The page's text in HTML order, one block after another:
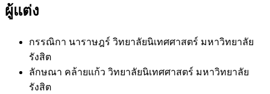
ผู้แต่ง
กรรณิกา นาราษฎร์ วิทยาลัยนิเทศศาสตร์ มหาวิทยาลัย
รังสิต
ลักษณา คล้ายแก้ว วิทยาลัยนิเทศศาสตร์ มหาวิทยาลัย
รังสิต